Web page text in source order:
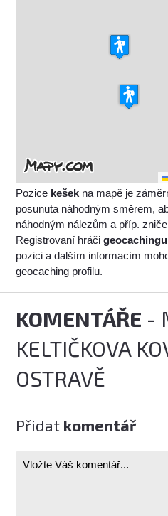
Pozice kešek na mapě je
posunuta náhodným směrem,
náhodným nálezům a příp.
Registrovaní hráčigeocachingu
pozici a dalším informacím
geocaching profilu.
KOMENTÁŘE -
KELTIČKOVA
OSTRAVĚ
Přidat komentář